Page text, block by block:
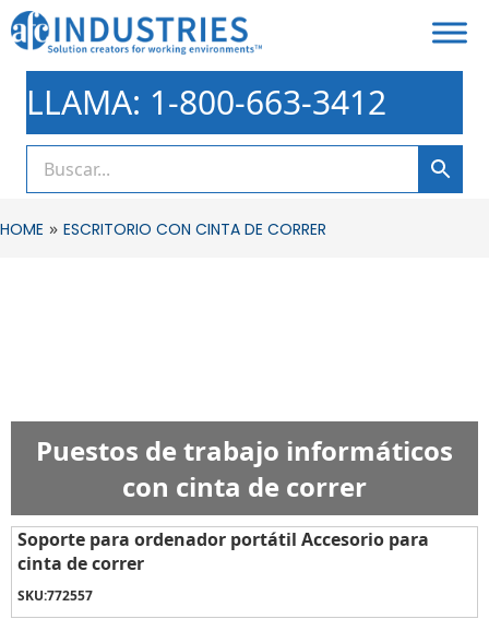
LLAMA: 1-800-663-3412
HOME » ESCRITORIO CON CINTA DE CORRER
Puestos de trabajo informáticos
con cinta de correr
Soporte para ordenador portátil Accesorio para
cinta de correr
SKU:772557